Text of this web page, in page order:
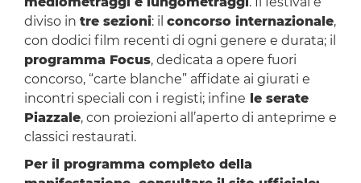
diviso in tre sezioni: il concorso internazionale,
con dodici film recenti di ogni genere e durata; il
programma Focus, dedicata a opere fuori
concorso, “carte blanche” affidate ai giurati e
incontri speciali con i registi; infine le serate
Piazzale, con proiezioni all’aperto di anteprime e
classici restaurati.
Per il programma completo della